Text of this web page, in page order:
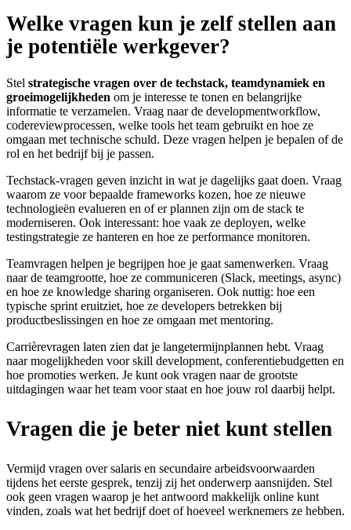
Welke vragen kun je zelf stellen aan
je potentiële werkgever?
Stel strategische vragen over de techstack, teamdynamiek en
groeimogelijkheden om je interesse te tonen en belangrijke
informatie te verzamelen. Vraag naar de developmentworkflow,
codereviewprocessen, welke tools het team gebruikt en hoe ze
omgaan met technische schuld. Deze vragen helpen je bepalen of de
rol en het bedrijf bij je passen.
Techstack-vragen geven inzicht in wat je dagelijks gaat doen. Vraag
waarom ze voor bepaalde frameworks kozen, hoe ze nieuwe
technologieën evalueren en of er plannen zijn om de stack te
moderniseren. Ook interessant: hoe vaak ze deployen, welke
testingstrategie ze hanteren en hoe ze performance monitoren.
Teamvragen helpen je begrijpen hoe je gaat samenwerken. Vraag
naar de teamgrootte, hoe ze communiceren (Slack, meetings, async)
en hoe ze knowledge sharing organiseren. Ook nuttig: hoe een
typische sprint eruitziet, hoe ze developers betrekken bij
productbeslissingen en hoe ze omgaan met mentoring.
Carrièrevragen laten zien dat je langetermijnplannen hebt. Vraag
naar mogelijkheden voor skill development, conferentiebudgetten en
hoe promoties werken. Je kunt ook vragen naar de grootste
uitdagingen waar het team voor staat en hoe jouw rol daarbij helpt.
Vragen die je beter niet kunt stellen
Vermijd vragen over salaris en secundaire arbeidsvoorwaarden
tijdens het eerste gesprek, tenzij zij het onderwerp aansnijden. Stel
ook geen vragen waarop je het antwoord makkelijk online kunt
vinden, zoals wat het bedrijf doet of hoeveel werknemers ze hebben.